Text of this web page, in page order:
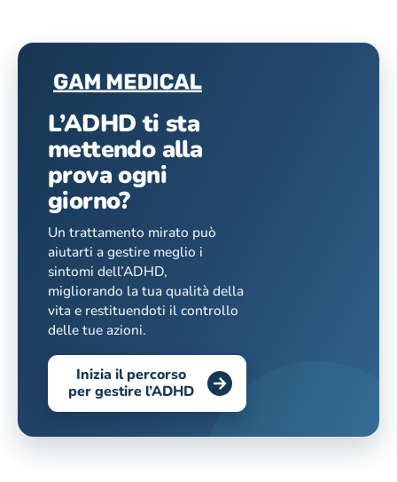
L’ADHD ti sta
mettendo alla
prova ogni
giorno?
Un trattamento mirato può
aiutarti a gestire meglio i
sintomi dell’ADHD,
migliorando la tua qualità della
vita e restituendoti il controllo
delle tue azioni.
Inizia il percorso
per gestire l’ADHD